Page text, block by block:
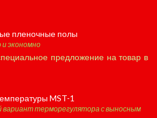
пленочные полы
экономно
предложение на товар в
MST-1
вариант терморегулятора с выносным